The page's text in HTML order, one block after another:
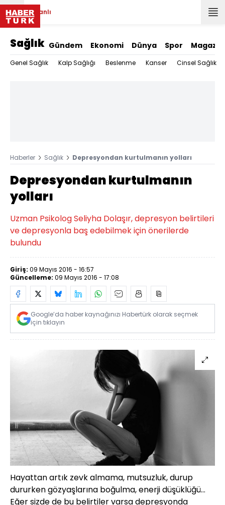
Canlı
Sağlık Gündem Ekonomi Dünya Spor Magazin
Genel Sağlık Kalp Sağlığı Beslenme Kanser Cinsel Sağlık
Haberler Sağlık Depresyondan kurtulmanın yolları
Depresyondan kurtulmanın
yolları
Uzman Psikolog Seliyha Dolaşır, depresyon belirtileri
ve depresyonla baş edebilmek için önerilerde
bulundu
Giriş: 09 Mayıs 2016 - 16:57
Güncelleme: 09 Mayıs 2016 - 17:08
Google’da haber kaynağınızı Habertürk olarak seçmek
için tıklayın
Hayattan artık zevk almama, mutsuzluk, durup
dururken gözyaşlarına boğulma, enerji düşüklüğü…
Eğer sizde de bu belirtiler varsa depresyonda